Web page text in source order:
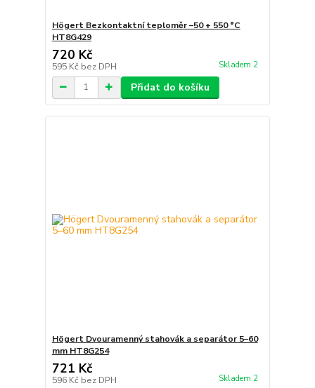
Högert Bezkontaktní teploměr –50 + 550 °C
HT8G429
720 Kč
595 Kč bez DPH Skladem 2
Přidat do košíku
Högert Dvouramenný stahovák a separátor 5–60
mm HT8G254
721 Kč
596 Kč bez DPH Skladem 2